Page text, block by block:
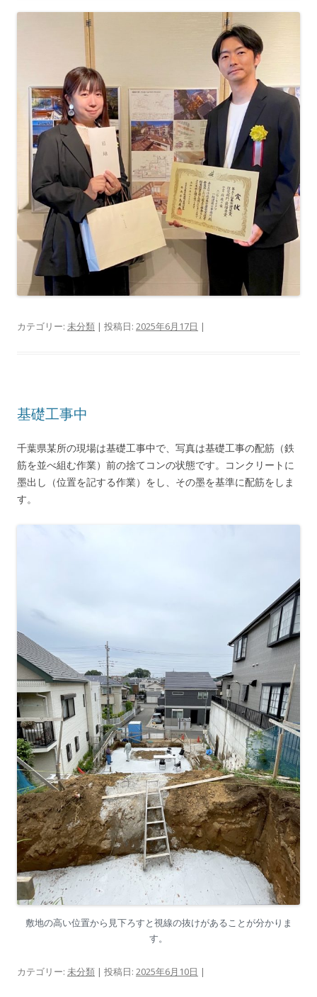
カテゴリー: 未分類 | 投稿日: 2025年6月17日 |
基礎工事中
千葉県某所の現場は基礎工事中で、写真は基礎工事の配筋（鉄
筋を並べ組む作業）前の捨てコンの状態です。コンクリートに
墨出し（位置を記する作業）をし、その墨を基準に配筋をしま
す。
敷地の高い位置から見下ろすと視線の抜けがあることが分かりま
す。
カテゴリー: 未分類 | 投稿日: 2025年6月10日 |